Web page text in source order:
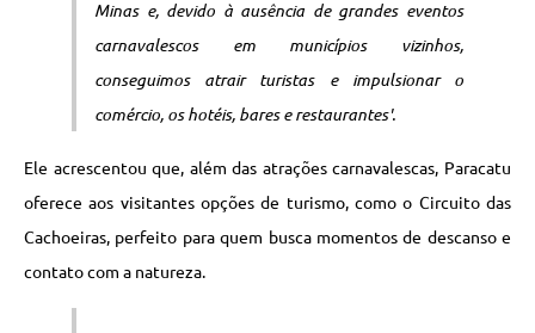
Minas e, devido à ausência de grandes eventos
carnavalescos em municípios vizinhos,
conseguimos atrair turistas e impulsionar o
comércio, os hotéis, bares e restaurantes'.
Ele acrescentou que, além das atrações carnavalescas, Paracatu
oferece aos visitantes opções de turismo, como o Circuito das
Cachoeiras, perfeito para quem busca momentos de descanso e
contato com a natureza.